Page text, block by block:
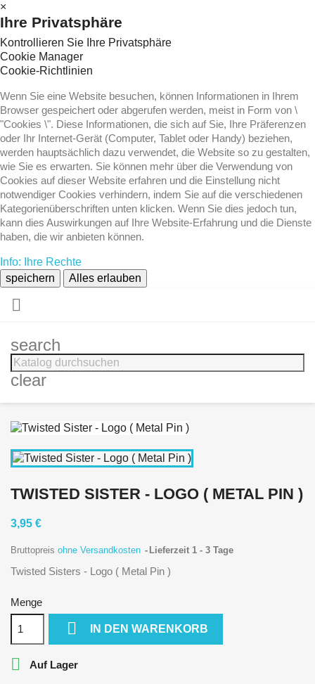
×
Ihre Privatsphäre
Kontrollieren Sie Ihre Privatsphäre
Cookie Manager
Cookie-Richtlinien
Wenn Sie eine Website besuchen, können Informationen in Ihrem
Browser gespeichert oder abgerufen werden, meist in Form von \
"Cookies \". Diese Informationen, die sich auf Sie, Ihre Präferenzen
oder Ihr Internet-Gerät (Computer, Tablet oder Handy) beziehen,
werden hauptsächlich dazu verwendet, die Website so zu gestalten,
wie Sie es erwarten. Sie können mehr über die Verwendung von
Cookies auf dieser Website erfahren und die Einstellung nicht
notwendiger Cookies verhindern, indem Sie auf die verschiedenen
Kategorienüberschriften unten klicken. Wenn Sie dies jedoch tun,
kann dies Auswirkungen auf Ihre Website-Erfahrung und die Dienste
haben, die wir anbieten können.
Info: Ihre Rechte
speichern
Alles erlauben

search
clear
TWISTED SISTER - LOGO ( METAL PIN )
3,95 €
Bruttopreis ohne Versandkosten Lieferzeit 1 - 3 Tage
Twisted Sisters - Logo ( Metal Pin )
Menge
 IN DEN WARENKORB
 Auf Lager